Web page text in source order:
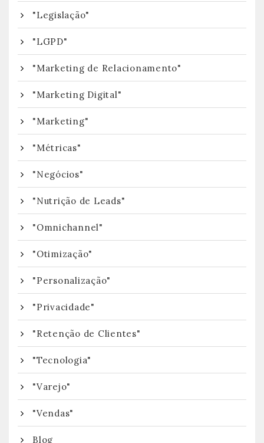
"Legislação"
"LGPD"
"Marketing de Relacionamento"
"Marketing Digital"
"Marketing"
"Métricas"
"Negócios"
"Nutrição de Leads"
"Omnichannel"
"Otimização"
"Personalização"
"Privacidade"
"Retenção de Clientes"
"Tecnologia"
"Varejo"
"Vendas"
Blog